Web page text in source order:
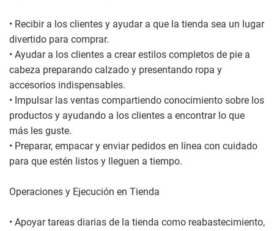
• Recibir a los clientes y ayudar a que la tienda sea un lugar
divertido para comprar.
• Ayudar a los clientes a crear estilos completos de pie a
cabeza preparando calzado y presentando ropa y
accesorios indispensables.
• Impulsar las ventas compartiendo conocimiento sobre los
productos y ayudando a los clientes a encontrar lo que
más les guste.
• Preparar, empacar y enviar pedidos en línea con cuidado
para que estén listos y lleguen a tiempo.
Operaciones y Ejecución en Tienda
• Apoyar tareas diarias de la tienda como reabastecimiento,